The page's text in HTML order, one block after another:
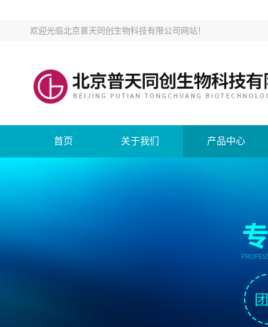
欢迎光临北京普天同创生物科技有限公司网站！
首页 关于我们 产品中心